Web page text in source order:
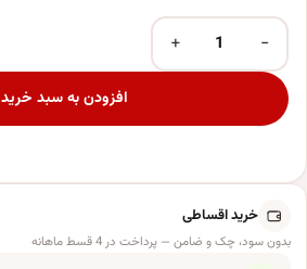
بادکنک فویلی مدل عدد 13 بسته 2 عددی عدد
−
+
افزودن به سبد خرید
خرید اقساطی
بدون سود، چک و ضامن — پرداخت در 4 قسط ماهانه